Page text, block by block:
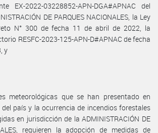
EX-2022-03228852-APN-DGA#APNAC del
DE PARQUES NACIONALES, la Ley
N° 300 de fecha 11 de abril de 2022, la
RESFC-2023-125-APN-D#APNAC de fecha
y
meteorológicas que se han presentado en
país y la ocurrencia de incendios forestales
en jurisdicción de la ADMINISTRACIÓN DE
requieren la adopción de medidas de